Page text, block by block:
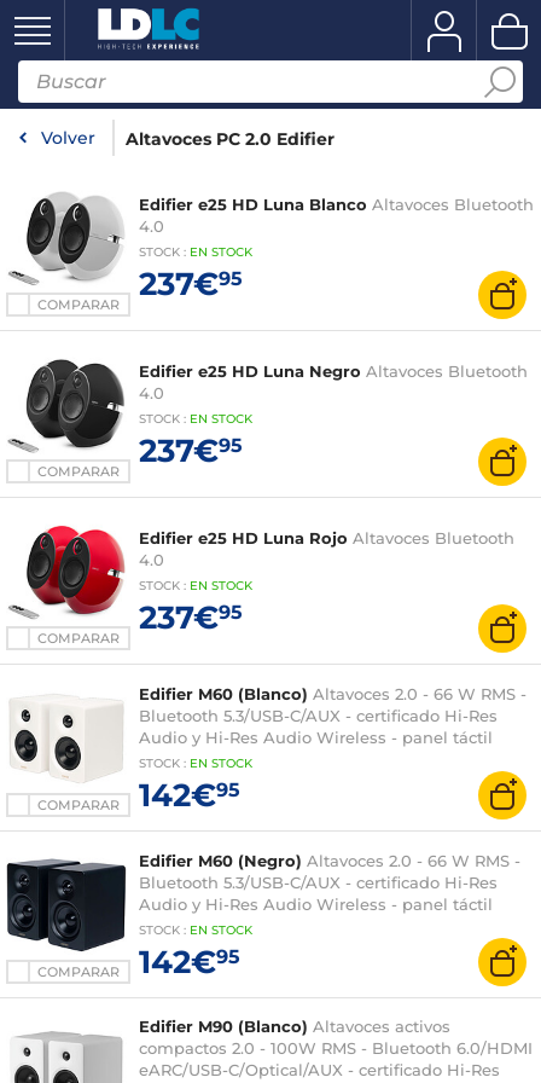
Volver Altavoces PC 2.0 Edifier
COMPARAR
Edifier e25 HD Luna Blanco Altavoces Bluetooth
4.0
STOCK : EN STOCK
237€95
COMPARAR
Edifier e25 HD Luna Negro Altavoces Bluetooth
4.0
STOCK : EN STOCK
237€95
COMPARAR
Edifier e25 HD Luna Rojo Altavoces Bluetooth
4.0
STOCK : EN STOCK
237€95
COMPARAR
Edifier M60 (Blanco) Altavoces 2.0 - 66 W RMS -
Bluetooth 5.3/USB-C/AUX - certificado Hi-Res
Audio y Hi-Res Audio Wireless - panel táctil
STOCK : EN STOCK
142€95
COMPARAR
Edifier M60 (Negro) Altavoces 2.0 - 66 W RMS -
Bluetooth 5.3/USB-C/AUX - certificado Hi-Res
Audio y Hi-Res Audio Wireless - panel táctil
STOCK : EN STOCK
142€95
Edifier M90 (Blanco) Altavoces activos
compactos 2.0 - 100W RMS - Bluetooth 6.0/HDMI
eARC/USB-C/Optical/AUX - certificado Hi-Res